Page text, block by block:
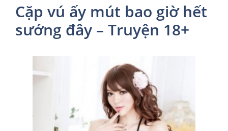
Cặp vú ấy mút bao giờ hết
sướng đây – Truyện 18+